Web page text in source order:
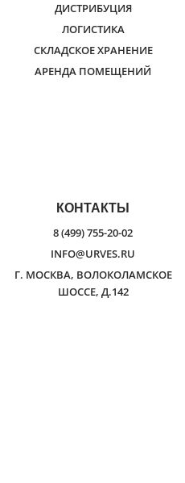
ДИСТРИБУЦИЯ
ЛОГИСТИКА
СКЛАДСКОЕ ХРАНЕНИЕ
АРЕНДА ПОМЕЩЕНИЙ
КОНТАКТЫ
8 (499) 755-20-02
INFO@URVES.RU
Г. МОСКВА, ВОЛОКОЛАМСКОЕ
ШОССЕ, Д.142